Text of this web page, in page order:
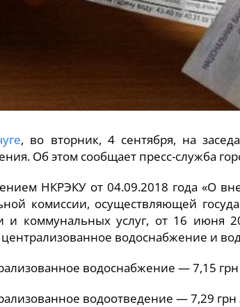
, во вторник, 4 сентября, на
Об этом сообщает пресс-служба
НКРЭКУ от 04.09.2018 года «О
комиссии, осуществляющей
и коммунальных услуг, от 16 июня
водоснабжение и
водоснабжение — 7,15
водоотведение — 7,29 грн